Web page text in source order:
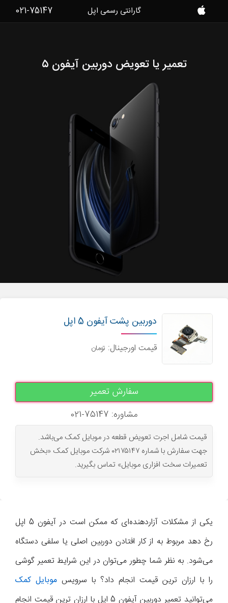
موبایل
گارانتی رسمی اپل 021-75147
تعمیر یا تعویض دوربین آیفون ۵
دوربین پشت آیفون 5 اپل
قیمت اورجینال: تومان
سفارش تعمیر
مشاوره: 75147-021
قیمت شامل اجرت تعویض قطعه در موبایل کمک می‌باشد.
جهت سفارش با شماره ۰۲۱۷۵۱۴۷ شرکت موبایل کمک «بخش
تعمیرات سخت افزاری موبایل» تماس بگیرید.
یکی از مشکلات آزاردهنده‌ای که ممکن است در آیفون 5 اپل
رخ دهد مربوط به از کار افتادن دوربین اصلی یا سلفی دستگاه
می‌شود. به نظر شما چطور می‌توان در این شرایط تعمیر گوشی
را با ارزان ترین قیمت انجام داد؟ با سرویس موبایل کمک
می‌توانید تعمیر دوربین آیفون 5 اپل با ارزان ترین قیمت انجام